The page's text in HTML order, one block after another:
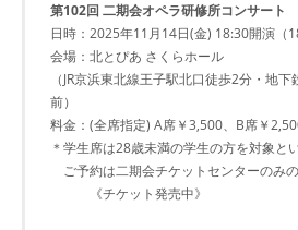
第102回 二期会オペラ研修所コンサート
日時：2025年11月14日(金) 18:30開演（
会場：北とぴあ さくらホール
（JR京浜東北線王子駅北口徒歩2分・地
前）
料金：(全席指定) A席￥3,500、B席￥
＊学生席は28歳未満の学生の方を対象と
ご予約は二期会チケットセンターのみの
《チケット発売中》